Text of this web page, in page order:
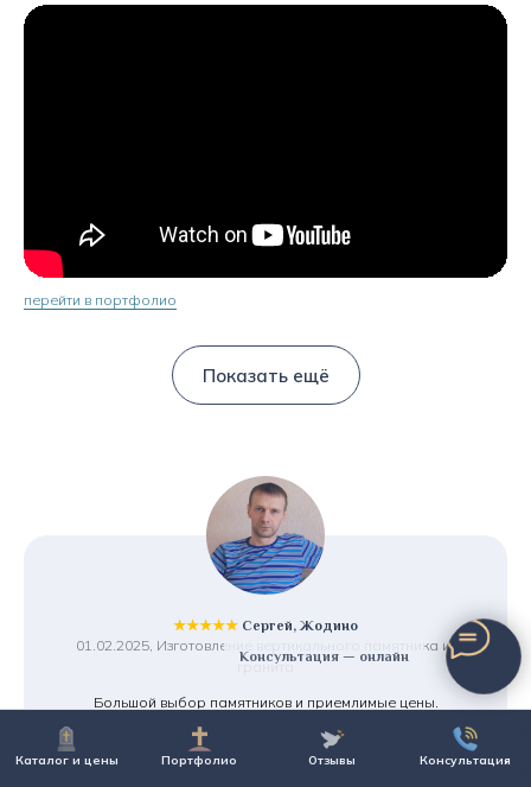
Каталог и цены Портфолио Отзывы Консультация
Консультация — онлайн
перейти в портфолио
Показать ещё
★★★★★ Сергей, Жодино
01.02.2025, Изготовление вертикального памятника из
гранита
Большой выбор памятников и приемлимые цены.
Предложили рассрочку, что очень порадовало.
И что для меня важно - хранение памятника бесплатно,
т.к. установку планирую только в августе. Смело